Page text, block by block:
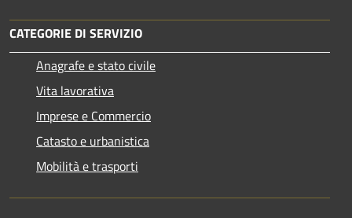
CATEGORIE DI SERVIZIO
Anagrafe e stato civile
Vita lavorativa
Imprese e Commercio
Catasto e urbanistica
Mobilità e trasporti